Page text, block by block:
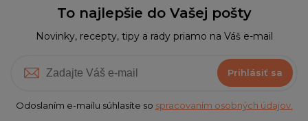
To najlepšie do Vašej pošty
Novinky, recepty, tipy a rady priamo na Váš e-mail
Prihlásiť sa
Odoslaním e-mailu súhlasíte so spracovaním osobných údajov.